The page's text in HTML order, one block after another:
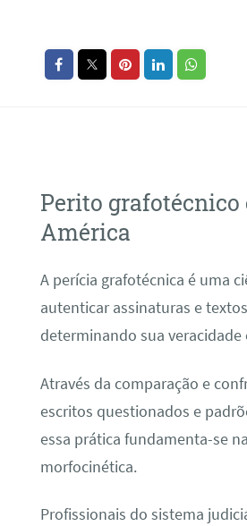
Perito grafotécnico
América
A perícia grafotécnica é uma
autenticar assinaturas e
determinando sua veracidade
Através da comparação e
escritos questionados e
essa prática fundamenta-se
morfocinética.
Profissionais do sistema